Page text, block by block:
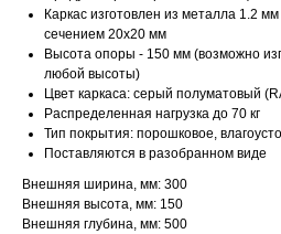
Каркас изготовлен из металла 1.2
сечением 20х20 мм
Высота опоры - 150 мм (возможно
любой высоты)
Цвет каркаса: серый полуматовый
Распределенная нагрузка до 70 кг
Тип покрытия: порошковое,
Поставляются в разобранном виде
Внешняя ширина, мм: 300
Внешняя высота, мм: 150
Внешняя глубина, мм: 500